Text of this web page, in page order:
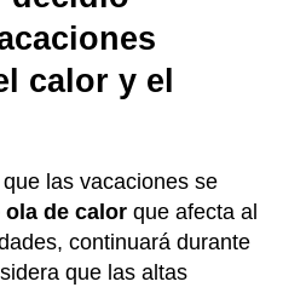
calor y el
las vacaciones se
ola de calor que afecta al
continuará durante
que las altas